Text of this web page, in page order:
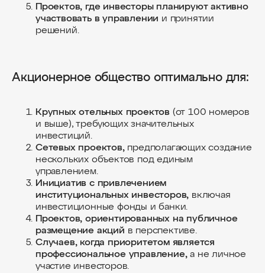
Проектов, где инвесторы планируют активно
участвовать в управлении и принятии
решений.
Акционерное общество оптимально для:
Крупных отельных проектов (от 100 номеров
и выше), требующих значительных
инвестиций.
Сетевых проектов, предполагающих создание
нескольких объектов под единым
управлением.
Инициатив с привлечением
институциональных инвесторов, включая
инвестиционные фонды и банки.
Проектов, ориентированных на публичное
размещение акций в перспективе.
Случаев, когда приоритетом является
профессиональное управление,а не личное
участие инвесторов.